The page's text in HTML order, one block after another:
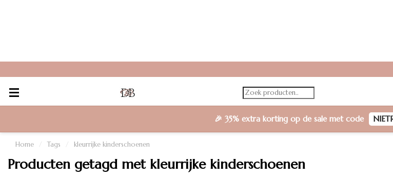
🎉 35% extra korting op de sale met code
Home / Tags / kleurrijke kinderschoenen
Producten getagd met kleurrijke kinderschoenen